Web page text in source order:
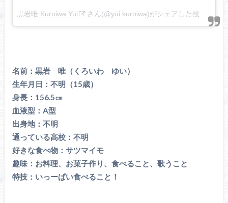
黒岩唯:Kuroiwa Yui さん(@yui.kuroiwa)がシェアした投稿 –
名前：黒岩 唯（くろいわ ゆい）
生年月日：不明（15歳）
身長：156.5㎝
血液型：A型
出身地：不明
通っている高校：不明
好きな食べ物：サツマイモ
趣味：お料理、お菓子作り、食べること、歌うこと
特技：いっーぱい食べること！